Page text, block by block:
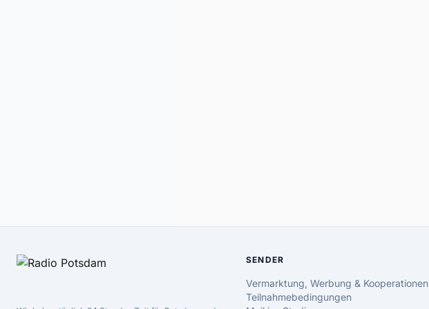
SENDER
Vermarktung, Werbung & Kooperationen
Teilnahmebedingungen